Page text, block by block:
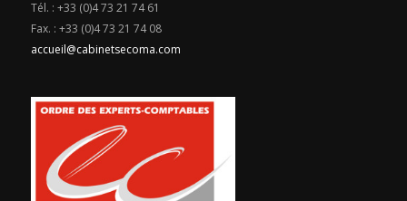
Tél. : +33 (0)4 73 21 74 61
Fax. : +33 (0)4 73 21 74 08
accueil@cabinetsecoma.com